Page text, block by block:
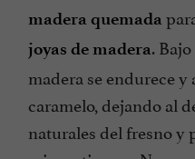
madera quemada
joyas de madera.
madera se endurece
caramelo, dejando al
naturales del fresno y